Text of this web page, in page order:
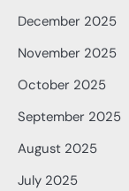
December 2025
November 2025
October 2025
September 2025
August 2025
July 2025